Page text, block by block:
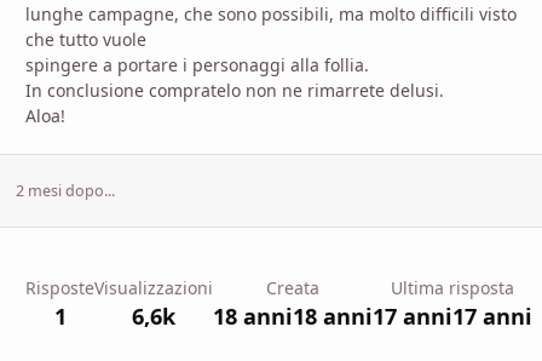
lunghe campagne, che sono possibili, ma molto difficili visto
che tutto vuole
spingere a portare i personaggi alla follia.
In conclusione compratelo non ne rimarrete delusi.
Aloa!
2 mesi dopo...
Risposte
1
Visualizzazioni
6,6k
Creata
18 anni18 anni
Ultima risposta
17 anni17 anni